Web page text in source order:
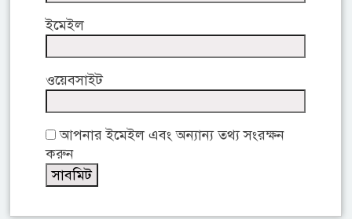
ইমেইল
ওয়েবসাইট
আপনার ইমেইল এবং অন্যান্য তথ্য সংরক্ষন
করুন